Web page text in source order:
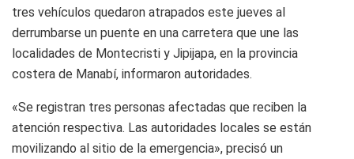
tres vehículos quedaron atrapados este jueves al
derrumbarse un puente en una carretera que une las
localidades de Montecristi y Jipijapa, en la provincia
costera de Manabí, informaron autoridades.
«Se registran tres personas afectadas que reciben la
atención respectiva. Las autoridades locales se están
movilizando al sitio de la emergencia», precisó un